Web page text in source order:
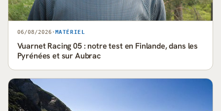
06/08/2026 · MATÉRIEL
Vuarnet Racing 05 : notre test en Finlande, dans les
Pyrénées et sur Aubrac